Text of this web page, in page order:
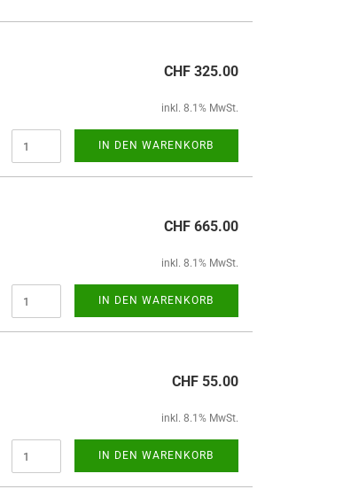
CHF 325.00
inkl. 8.1% MwSt.
IN DEN WARENKORB
CHF 665.00
inkl. 8.1% MwSt.
IN DEN WARENKORB
CHF 55.00
inkl. 8.1% MwSt.
IN DEN WARENKORB